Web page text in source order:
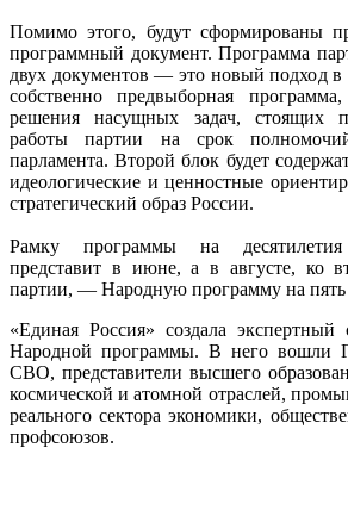
Помимо этого, будут сформированы
программный документ. Программа
двух документов — это новый подход
собственно предвыборная
решения насущных задач, стоящих
работы партии на срок
парламента. Второй блок будет
идеологические и ценностные
стратегический образ России.
Рамку программы на
представит в июне, а в августе, ко
партии, — Народную программу на пять
«Единая Россия» создала экспертный
Народной программы. В него вошли
СВО, представители высшего
космической и атомной отраслей,
реального сектора экономики,
профсоюзов.